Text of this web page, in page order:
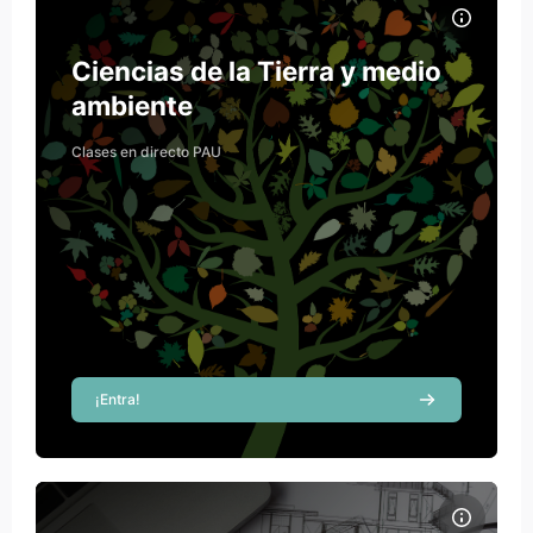
Course image
Course name
Ciencias de la Tierra y medio
ambiente
Clases en directo PAU
¡Entra!
Course image Dibujo Técnico PAU